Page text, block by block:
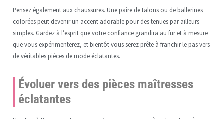
Pensez également aux chaussures. Une paire de talons ou de ballerines
colorées peut devenir un accent adorable pour des tenues par ailleurs
simples. Gardez à l’esprit que votre confiance grandira au fur et à mesure
que vous expérimenterez, et bientôt vous serez prête à franchir le pas vers
de véritables pièces de mode éclatantes.
Évoluer vers des pièces maîtresses
éclatantes